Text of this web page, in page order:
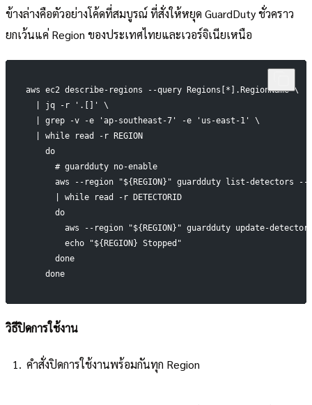
ข้างล่างคือตัวอย่างโค้ดที่สมบูรณ์ ที่สั่งให้หยุด GuardDuty ชั่วคราว
ยกเว้นแค่ Region ของประเทศไทยและเวอร์จิเนียเหนือ
aws ec2 describe-regions --query Regions[*].RegionName \
  | jq -r '.[]' \
  | grep -v -e 'ap-southeast-7' -e 'us-east-1' \
  | while read -r REGION
    do
      # guardduty no-enable
aws --region "${REGION}" guardduty list-detectors
      | while read -r DETECTORID
      do
aws --region "${REGION}" guardduty update-
        echo "${REGION} Stopped"
      done
    done
วิธีปิดการใช้งาน
คำสั่งปิดการใช้งานพร้อมกันทุก Region